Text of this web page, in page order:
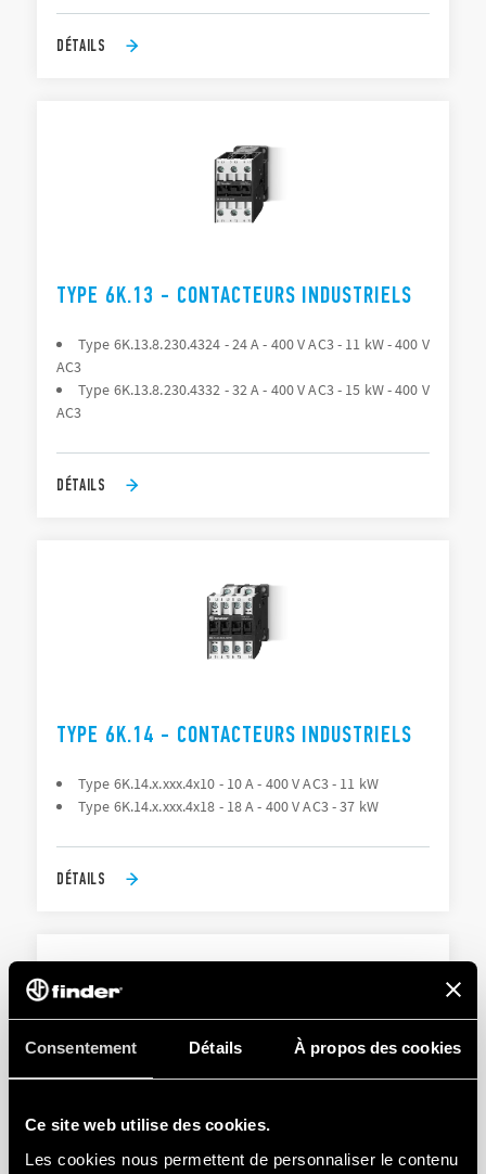
Consentement Détails À propos des cookies
Ce site web utilise des cookies.
Les cookies nous permettent de personnaliser le contenu
DÉTAILS
TYPE 6K.13 - CONTACTEURS INDUSTRIELS
Type 6K.13.8.230.4324 - 24 A - 400 V AC3 - 11 kW - 400 V
AC3
Type 6K.13.8.230.4332 - 32 A - 400 V AC3 - 15 kW - 400 V
AC3
DÉTAILS
TYPE 6K.14 - CONTACTEURS INDUSTRIELS
Type 6K.14.x.xxx.4x10 - 10 A - 400 V AC3 - 11 kW
Type 6K.14.x.xxx.4x18 - 18 A - 400 V AC3 - 37 kW
DÉTAILS
TYPE 6K.T0 - RELAIS DE PROTECTION
THERMIQUE